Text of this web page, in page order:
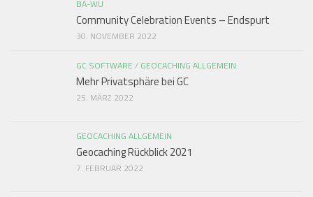
BA-WÜ
Community Celebration Events – Endspurt
30. NOVEMBER 2022
GC SOFTWARE / GEOCACHING ALLGEMEIN
Mehr Privatsphäre bei GC
25. MÄRZ 2022
GEOCACHING ALLGEMEIN
Geocaching Rückblick 2021
7. FEBRUAR 2022